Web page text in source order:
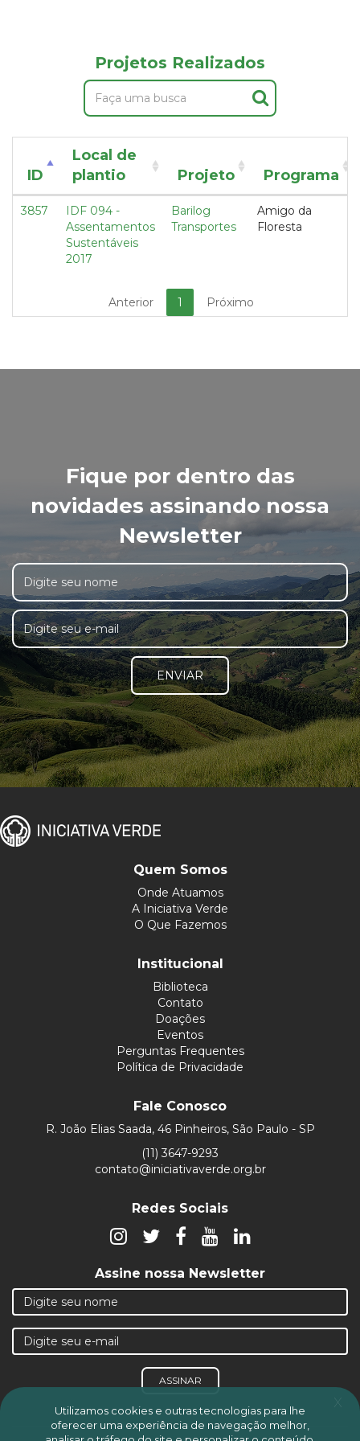
Projetos Realizados
ID
Local de
plantio
Projeto Programa
3857
IDF 094 -
Assentamentos
Sustentáveis
2017
Barilog
Transportes
Amigo da
Floresta
Anterior 1 Próximo
Fique por dentro das
novidades assinando nossa
Newsletter
ENVIAR
Quem Somos
Onde Atuamos
A Iniciativa Verde
O Que Fazemos
Institucional
Biblioteca
Contato
Doações
Eventos
Perguntas Frequentes
Política de Privacidade
Fale Conosco
R. João Elias Saada, 46 Pinheiros, São Paulo - SP
(11) 3647-9293
contato@iniciativaverde.org.br
Redes Sociais
Assine nossa Newsletter
ASSINAR
x
Utilizamos cookies e outras tecnologias para lhe
oferecer uma experiência de navegação melhor,